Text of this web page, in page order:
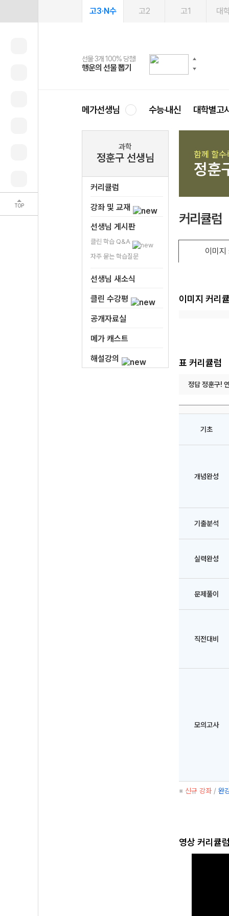
TOP
고3·N수 고2 고1 대
선물 3개 100% 당첨!
행운의 선물 뽑기
선물 100% 증정!
메가스터디 X 올리브
여름방학 스터디 캐시백
메가런 썸머스쿨
2027 러셀 단과
강사 공개선발
스마트러닝앱
설문 EVENT
메가패스
3일 무료 체험권
메가패스 수강생 무료혜택!
메가클럽 멤버십
사회공헌 캠페인
희망이룸 메가나눔
메가선생님 수능·내신 대학별고
과학
정훈구 선생님
커리큘럼
강좌 및 교재
선생님 게시판
클린 학습 Q&A
자주 묻는 학습질문
선생님 새소식
클린 수강평
공개자료실
메가 캐스트
해설강의
함께 할
정훈
커리큘럼
이미지
이미지 커리
표 커리큘럼
정답 정훈구!
기초
개념완성
기출분석
실력완성
문제풀이
직전대비
모의고사
※ 신규 강좌 / 완
영상 커리큘